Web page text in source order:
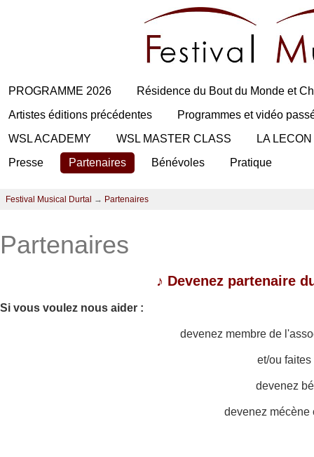
PROGRAMME 2026
Résidence du Bout du Monde et
Artistes éditions précédentes
Programmes et vidéo
WSL ACADEMY
WSL MASTER CLASS
LA
Presse
Partenaires Bénévoles Pratique
Festival Musical Durtal → Partenaires
Partenaires
♪ Devenez partenaire
Si vous voulez nous aider :
devenez membre de
et/ou
devenez
devenez mécène